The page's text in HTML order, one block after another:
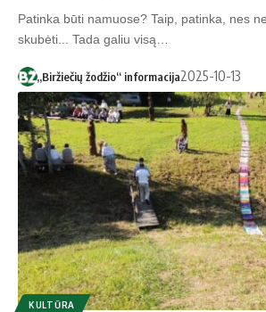
Patinka būti namuose? Taip, patinka, nes
skubėti... Tada galiu visą…
„Biržiečių žodžio“ informacija2025-10-13
KULTŪRA